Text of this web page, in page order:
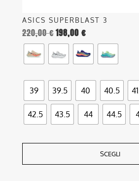
ASICS SUPERBLAST 3
220,00€198,00 €
39 39.5 40 40.5
42.5 43.5 44 44.5
SCEGLI